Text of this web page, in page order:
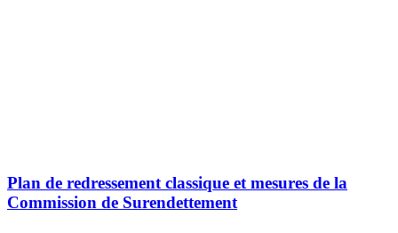
Plan de redressement classique et mesures de la
Commission de Surendettement